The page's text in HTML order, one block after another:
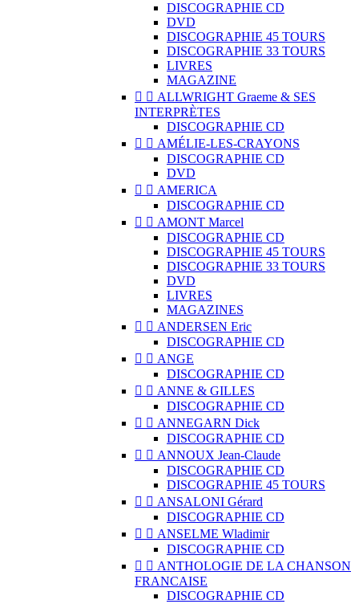
DISCOGRAPHIE CD
DVD
DISCOGRAPHIE 45 TOURS
DISCOGRAPHIE 33 TOURS
LIVRES
MAGAZINE
  ALLWRIGHT Graeme & SES
INTERPRÈTES
DISCOGRAPHIE CD
  AMÉLIE-LES-CRAYONS
DISCOGRAPHIE CD
DVD
  AMERICA
DISCOGRAPHIE CD
  AMONT Marcel
DISCOGRAPHIE CD
DISCOGRAPHIE 45 TOURS
DISCOGRAPHIE 33 TOURS
DVD
LIVRES
MAGAZINES
  ANDERSEN Eric
DISCOGRAPHIE CD
  ANGE
DISCOGRAPHIE CD
  ANNE & GILLES
DISCOGRAPHIE CD
  ANNEGARN Dick
DISCOGRAPHIE CD
  ANNOUX Jean-Claude
DISCOGRAPHIE CD
DISCOGRAPHIE 45 TOURS
  ANSALONI Gérard
DISCOGRAPHIE CD
  ANSELME Wladimir
DISCOGRAPHIE CD
  ANTHOLOGIE DE LA CHANSON
FRANCAISE
DISCOGRAPHIE CD